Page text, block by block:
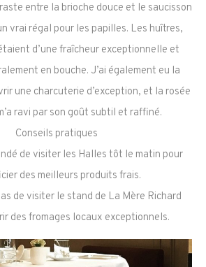
entre la brioche douce et le saucisson
vrai régal pour les papilles. Les huîtres,
d’une fraîcheur exceptionnelle et
en bouche. J’ai également eu la
une charcuterie d’exception, et la rosée
ravi par son goût subtil et raffiné.
Conseils pratiques
de visiter les Halles tôt le matin pour
des meilleurs produits frais.
de visiter le stand de La Mère Richard
des fromages locaux exceptionnels.